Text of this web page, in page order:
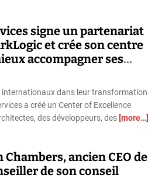
signe un partenariat
et crée son centre
accompagner ses
internationaux dans leur transformation
a créé un Center of Excellence
des développeurs, des [more…]
ancien CEO de
de son conseil